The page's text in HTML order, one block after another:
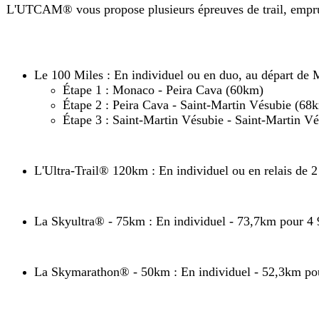
L'UTCAM® vous propose plusieurs épreuves de trail,
Le 100 Miles : En individuel ou en duo, au départ de
​Étape 1 : Monaco - Peira Cava (60km)
Étape 2 : Peira Cava - Saint-Martin Vésubie
Étape 3 : Saint-Martin Vésubie - Saint-Martin
L'Ultra-Trail® 120km : En individuel ou en relais de
La Skyultra® - 75km : En individuel - 73,7km pour 4
La Skymarathon® - 50km : En individuel - 52,3km